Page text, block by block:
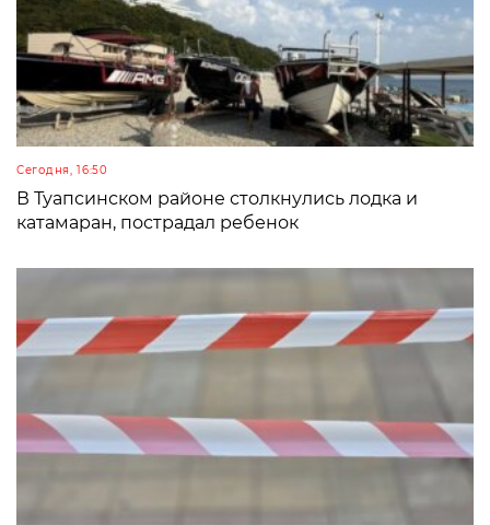
Сегодня, 16:50
В Туапсинском районе столкнулись лодка и
катамаран, пострадал ребенок